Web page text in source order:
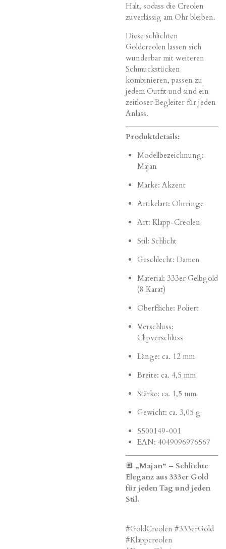
Halt, sodass die Creolen
zuverlässig am Ohr bleiben.
Diese schlichten
Goldcreolen lassen sich
wunderbar mit weiteren
Schmuckstücken
kombinieren, passen zu
jedem Outfit und sind ein
zeitloser Begleiter für jeden
Anlass.
Produktdetails:
Modellbezeichnung:
Majan
Marke: Akzent
Artikelart: Ohrringe
Art: Klapp-Creolen
Stil: Schlicht
Geschlecht: Damen
Material: 333er Gelbgold
(8 Karat)
Oberfläche: Poliert
Verschluss:
Clipverschluss
Länge: ca. 12 mm
Breite: ca. 4,5 mm
Stärke: ca. 1,5 mm
Gewicht: ca. 3,05 g
5500149-001
EAN: 4049096976567
🔲 „Majan“ – Schlichte
Eleganz aus 333er Gold
für jeden Tag und jeden
Stil.
#GoldCreolen #333erGold
#Klappcreolen